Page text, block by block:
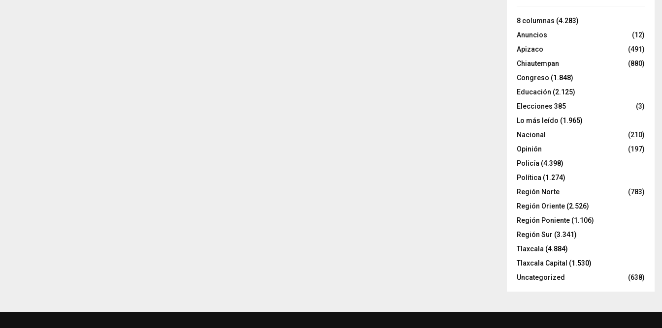
8 columnas (4.283)
Anuncios
(12)
Apizaco
(491)
Chiautempan
(880)
Congreso (1.848)
Educación (2.125)
Elecciones 385
(3)
Lo más leído (1.965)
Nacional
(210)
Opinión
(197)
Policía (4.398)
Política (1.274)
Región Norte
(783)
Región Oriente (2.526)
Región Poniente (1.106)
Región Sur (3.341)
Tlaxcala (4.884)
Tlaxcala Capital (1.530)
Uncategorized
(638)